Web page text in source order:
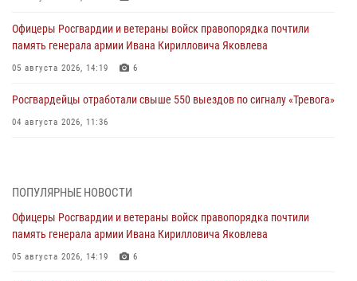
Офицеры Росгвардии и ветераны войск правопорядка почтили
память генерала армии Ивана Кирилловича Яковлева
05 августа 2026, 14:19 6
Росгвардейцы отработали свыше 550 выездов по сигналу «Тревога»
04 августа 2026, 11:36
04 августа 2026, 09:05
Росгвардия обеспечила безопасность граждан на праздновании
Дня ВДВ в Липецке
03 августа 2026, 13:43
ПОПУЛЯРНЫЕ НОВОСТИ
Офицеры Росгвардии и ветераны войск правопорядка почтили
память генерала армии Ивана Кирилловича Яковлева
05 августа 2026, 14:19 6